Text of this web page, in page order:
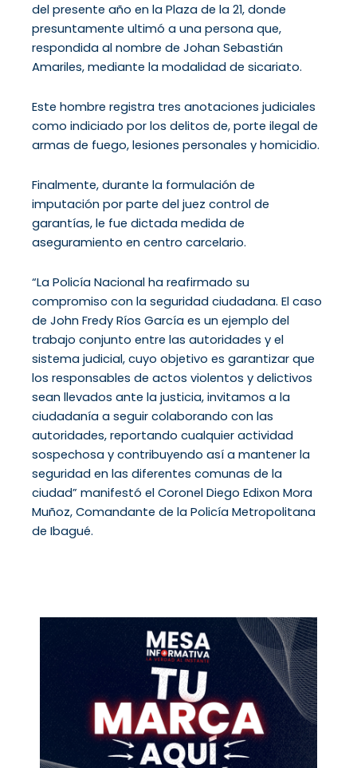
del presente año en la Plaza de la 21, donde
presuntamente ultimó a una persona que,
respondida al nombre de Johan Sebastián
Amariles, mediante la modalidad de sicariato.
Este hombre registra tres anotaciones judiciales
como indiciado por los delitos de, porte ilegal de
armas de fuego, lesiones personales y homicidio.
Finalmente, durante la formulación de
imputación por parte del juez control de
garantías, le fue dictada medida de
aseguramiento en centro carcelario.
“La Policía Nacional ha reafirmado su
compromiso con la seguridad ciudadana. El caso
de John Fredy Ríos García es un ejemplo del
trabajo conjunto entre las autoridades y el
sistema judicial, cuyo objetivo es garantizar que
los responsables de actos violentos y delictivos
sean llevados ante la justicia, invitamos a la
ciudadanía a seguir colaborando con las
autoridades, reportando cualquier actividad
sospechosa y contribuyendo así a mantener la
seguridad en las diferentes comunas de la
ciudad” manifestó el Coronel Diego Edixon Mora
Muñoz, Comandante de la Policía Metropolitana
de Ibagué.